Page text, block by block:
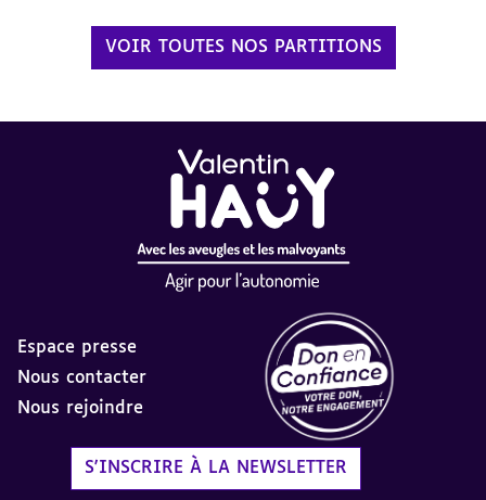
VOIR TOUTES NOS PARTITIONS
Espace presse
Nous contacter
Nous rejoindre
S'INSCRIRE À LA NEWSLETTER